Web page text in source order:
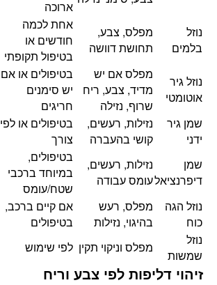
ארוכה
נוזל
בלמים
מפלס, צבע,
תחושת דוושה
אחת לכמה
חודשים או
בטיפול תקופתי
נוזל גיר
אוטומטי
מפלס אם יש
מדיד, צבע, ריח
שרוף, נזילה
בטיפולים או אם
יש סימנים
חריגים
שמן גיר
ידני
נזילות, רעשים,
קושי בהעברה
בטיפולים או לפי
צורך
שמן
דיפרנציאל
נזילות, רעשים,
עומס עבודה
בטיפולים,
במיוחד ברכבי
שטח/עומס
נוזל הגה
כוח
מפלס, רעש
בהיגוי, נזילות
אם קיים ברכב,
בטיפולים
נוזל
שמשות
מפלס וניקוי תקין לפי שימוש
זיהוי דליפות לפי צבע וריח